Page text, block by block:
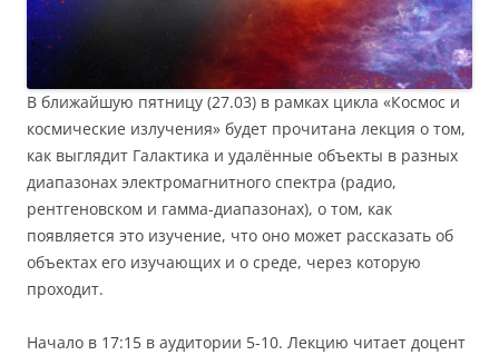
В ближайшую пятницу (27.03) в рамках цикла «Космос и
космические излучения» будет прочитана лекция о том,
как выглядит Галактика и удалённые объекты в разных
диапазонах электромагнитного спектра (радио,
рентгеновском и гамма-диапазонах), о том, как
появляется это изучение, что оно может рассказать об
объектах его изучающих и о среде, через которую
проходит.
Начало в 17:15 в аудитории 5-10. Лекцию читает доцент